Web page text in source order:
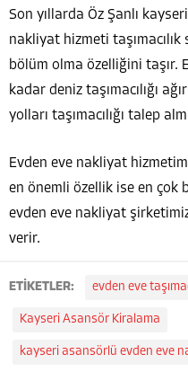
Son yıllarda Öz Şanlı
nakliyat hizmeti
bölüm olma özelliğini taşır.
kadar deniz taşımacılığı
yolları taşımacılığı talep
Evden eve nakliyat
en önemli özellik ise en çok
evden eve nakliyat
verir.
ETİKETLER: evden eve
Kayseri Asansör Kiralama
kayseri asansörlü evden eve